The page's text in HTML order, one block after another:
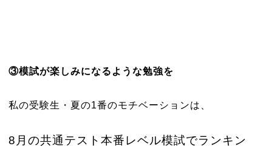
③模試が楽しみになるような勉強を
私の受験生・夏の1番のモチベーションは、
8月の共通テスト本番レベル模試でランキン